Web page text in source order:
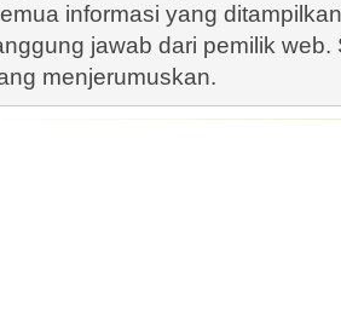
informasi yang
jawab dari pemilik
menjerumuskan.